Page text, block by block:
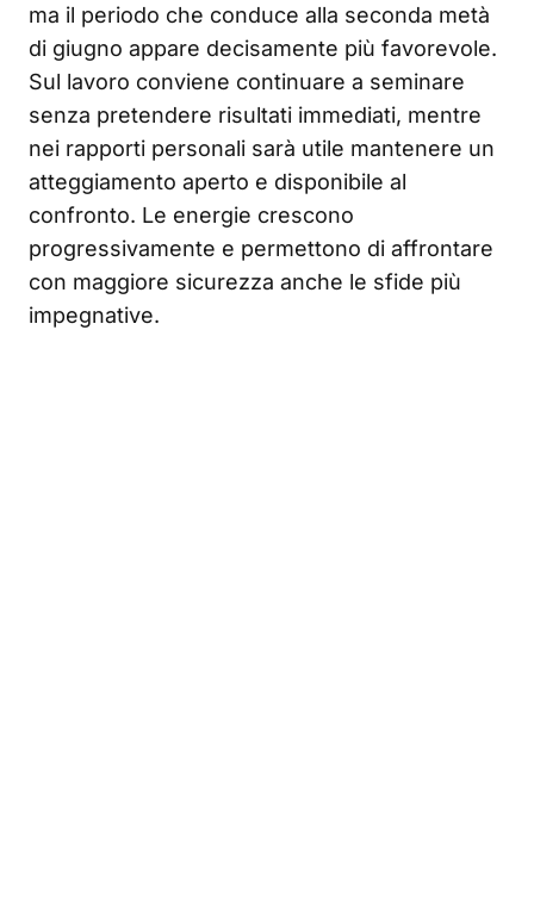
ma il periodo che conduce alla seconda metà
di giugno appare decisamente più favorevole.
Sul lavoro conviene continuare a seminare
senza pretendere risultati immediati, mentre
nei rapporti personali sarà utile mantenere un
atteggiamento aperto e disponibile al
confronto. Le energie crescono
progressivamente e permettono di affrontare
con maggiore sicurezza anche le sfide più
impegnative.